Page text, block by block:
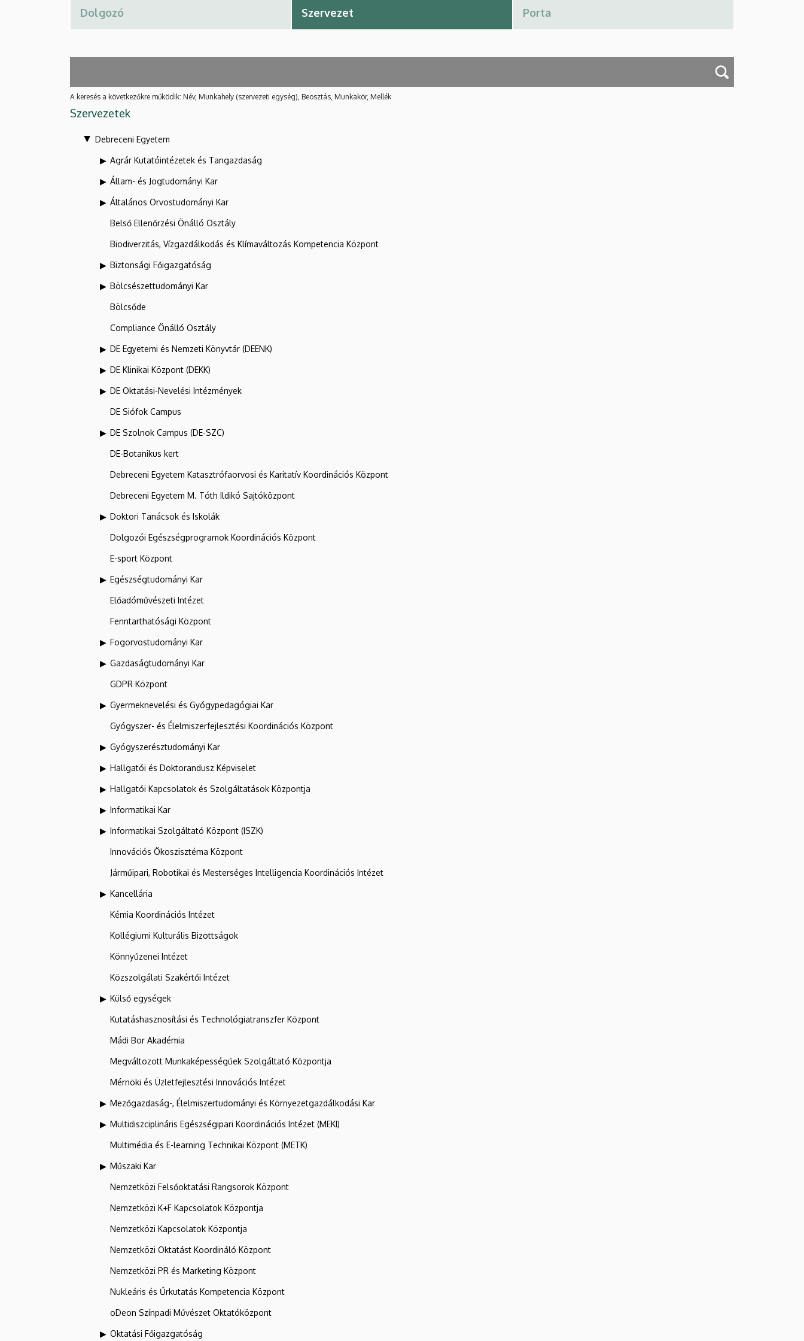
A keresés a következőkre működik: Név, Munkahely (szervezeti egység), Beosztás, Munkakör, Mellék
Szervezetek
Debreceni Egyetem
Agrár Kutatóintézetek és Tangazdaság
Állam- és Jogtudományi Kar
Általános Orvostudományi Kar
Belső Ellenőrzési Önálló Osztály
Biodiverzitás, Vízgazdálkodás és Klímaváltozás Kompetencia Központ
Biztonsági Főigazgatóság
Bölcsészettudományi Kar
Bölcsőde
Compliance Önálló Osztály
DE Egyetemi és Nemzeti Könyvtár (DEENK)
DE Klinikai Központ (DEKK)
DE Oktatási-Nevelési Intézmények
DE Siófok Campus
DE Szolnok Campus (DE-SZC)
DE-Botanikus kert
Debreceni Egyetem Katasztrófaorvosi és Karitatív Koordinációs Központ
Debreceni Egyetem M. Tóth Ildikó Sajtóközpont
Doktori Tanácsok és Iskolák
Dolgozói Egészségprogramok Koordinációs Központ
E-sport Központ
Egészségtudományi Kar
Előadóművészeti Intézet
Fenntarthatósági Központ
Fogorvostudományi Kar
Gazdaságtudományi Kar
GDPR Központ
Gyermeknevelési és Gyógypedagógiai Kar
Gyógyszer- és Élelmiszerfejlesztési Koordinációs Központ
Gyógyszerésztudományi Kar
Hallgatói és Doktorandusz Képviselet
Hallgatói Kapcsolatok és Szolgáltatások Központja
Informatikai Kar
Informatikai Szolgáltató Központ (ISZK)
Innovációs Ökoszisztéma Központ
Járműipari, Robotikai és Mesterséges Intelligencia Koordinációs Intézet
Kancellária
Kémia Koordinációs Intézet
Kollégiumi Kulturális Bizottságok
Könnyűzenei Intézet
Közszolgálati Szakértői Intézet
Külső egységek
Kutatáshasznosítási és Technológiatranszfer Központ
Mádi Bor Akadémia
Megváltozott Munkaképességűek Szolgáltató Központja
Mérnöki és Üzletfejlesztési Innovációs Intézet
Mezőgazdaság-, Élelmiszertudományi és Környezetgazdálkodási Kar
Multidiszciplináris Egészségipari Koordinációs Intézet (MEKI)
Multimédia és E-learning Technikai Központ (METK)
Műszaki Kar
Nemzetközi Felsőoktatási Rangsorok Központ
Nemzetközi K+F Kapcsolatok Központja
Nemzetközi Kapcsolatok Központja
Nemzetközi Oktatást Koordináló Központ
Nemzetközi PR és Marketing Központ
Nukleáris és Űrkutatás Kompetencia Központ
oDeon Színpadi Művészet Oktatóközpont
Oktatási Főigazgatóság